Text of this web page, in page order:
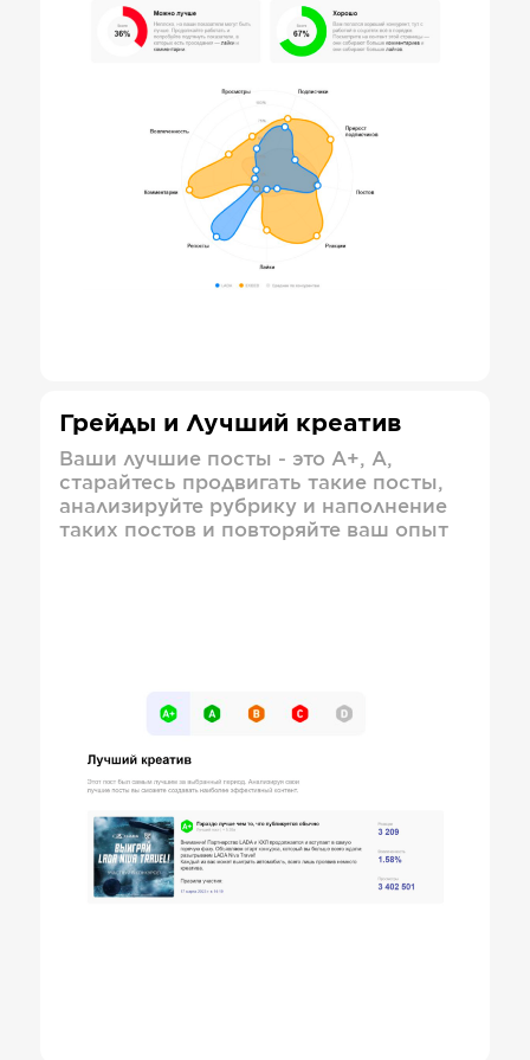
Грейды и Лучший креатив
Ваши лучшие посты - это А+, А,
старайтесь продвигать такие посты,
анализируйте рубрику и наполнение
таких постов и повторяйте ваш опыт